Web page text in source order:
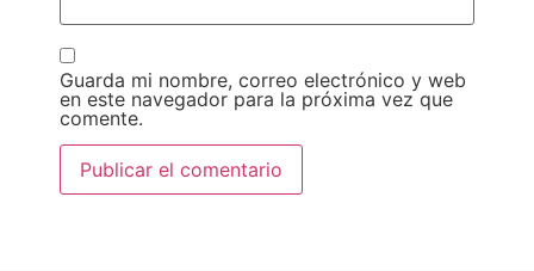
Guarda mi nombre, correo electrónico y web
en este navegador para la próxima vez que
comente.